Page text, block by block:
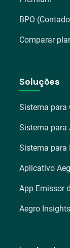
BPO
Comparar
Soluções
Sistema para
Sistema para
Sistema para
Aplicativo
App Emissor
Aegro Insights